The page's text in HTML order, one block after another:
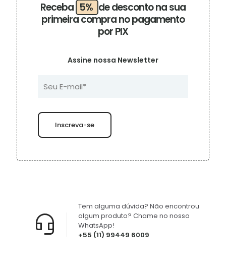
do
produto
Receba 5% de desconto na sua
primeira compra no pagamento
por PIX
Assine nossa Newsletter
+55 (11) 99449 6009
Tem alguma dúvida? Não encontrou
algum produto? Chame no nosso
WhatsApp!